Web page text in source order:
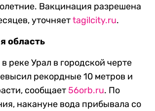
Вакцинация разрешена
уточняетtagilcity.ru.
область
реке Урал в городской черте
рекордные 10 метров и
сообщает 56orb.ru. По
накануне вода прибывала со